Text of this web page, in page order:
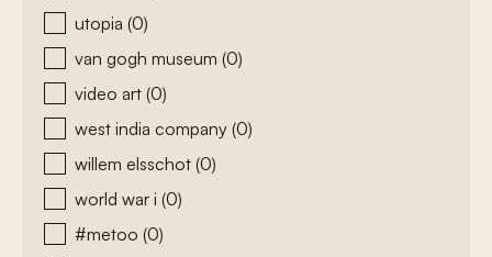
utopia (0)
van gogh museum (0)
video art (0)
west india company (0)
willem elsschot (0)
world war i (0)
#metoo (0)